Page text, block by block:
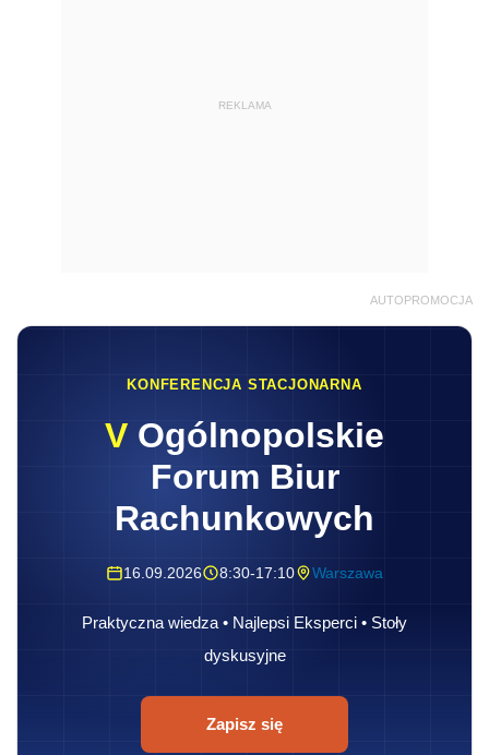
REKLAMA
AUTOPROMOCJA
KONFERENCJA STACJONARNA
V Ogólnopolskie
Forum Biur
Rachunkowych
16.09.2026 8:30-17:10 Warszawa
Praktyczna wiedza • Najlepsi Eksperci • Stoły
dyskusyjne
Zapisz się